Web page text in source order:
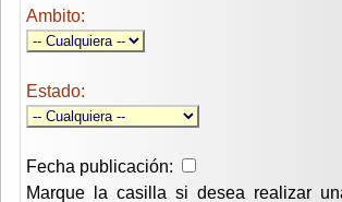
Ambito:
Estado:
Fecha publicación:
Marque la casilla si desea realizar